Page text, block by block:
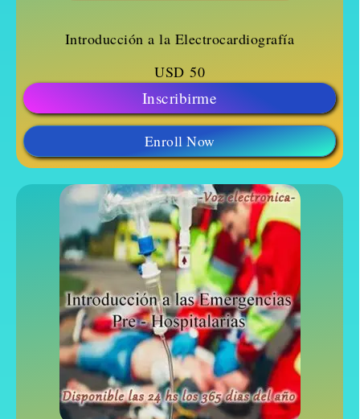
Introducción a la Electrocardiografía
USD 50
Inscribirme
Enroll Now